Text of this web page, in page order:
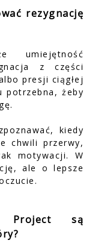
rezygnację
umiejętność
z części
presji ciągłej
potrzebna, żeby
kiedy
chwili przerwy,
motywacji. W
ale o lepsze
Project są